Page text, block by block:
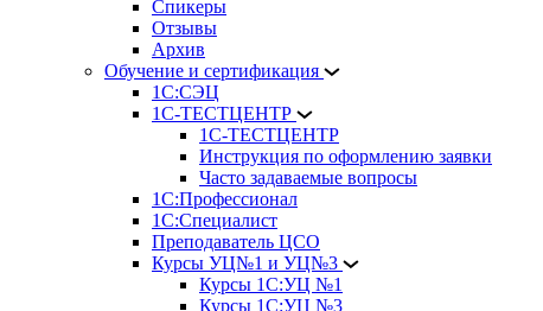
Спикеры
Отзывы
Архив
Обучение и сертификация
1С:СЭЦ
1С-ТЕСТЦЕНТР
1С-ТЕСТЦЕНТР
Инструкция по оформлению заявки
Часто задаваемые вопросы
1С:Профессионал
1С:Специалист
Преподаватель ЦСО
Курсы УЦ№1 и УЦ№3
Курсы 1С:УЦ №1
Курсы 1С:УЦ №3